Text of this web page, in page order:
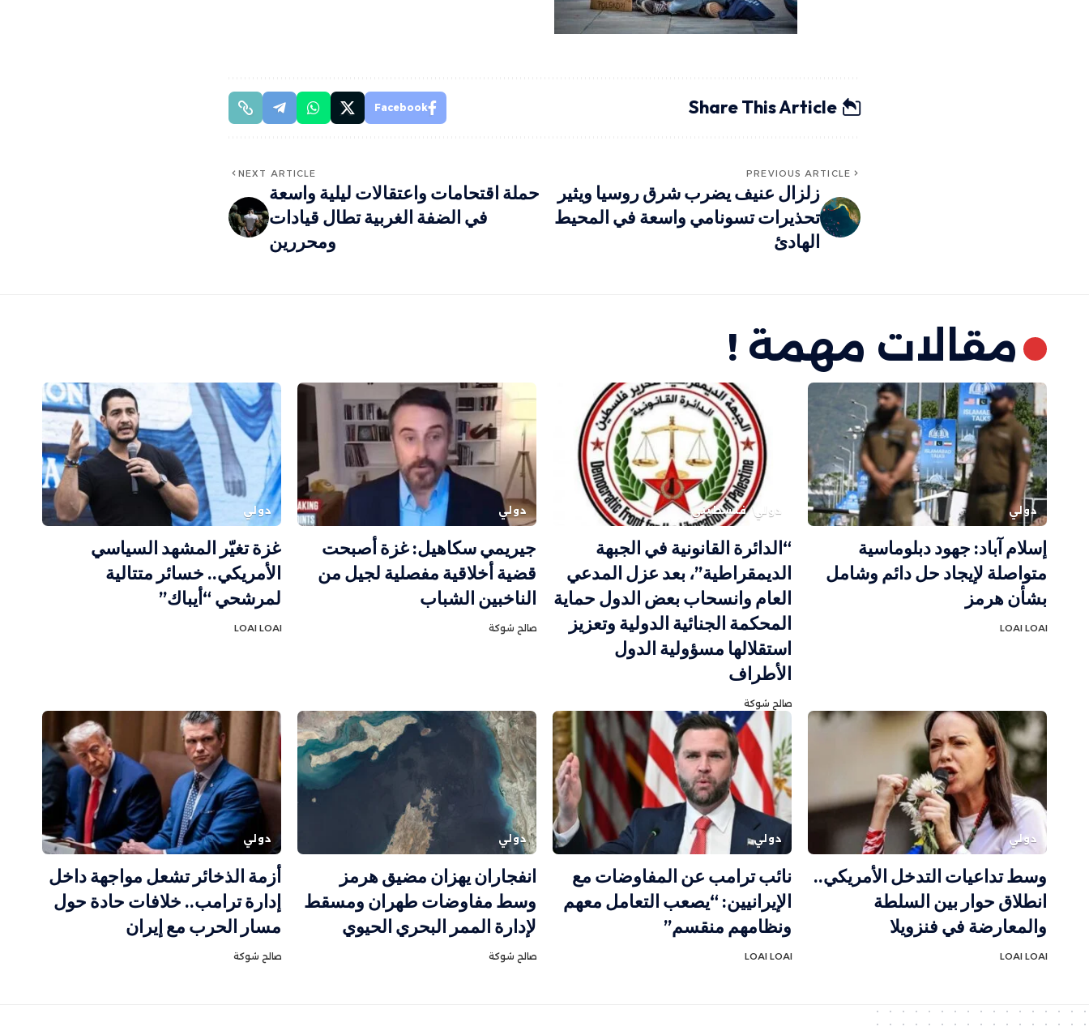
Share This Article
Facebook
PREVIOUS ARTICLE
زلزال عنيف يضرب شرق روسيا ويثير
تحذيرات تسونامي واسعة في المحيط
الهادئ
NEXT ARTICLE
حملة اقتحامات واعتقالات ليلية واسعة
في الضفة الغربية تطال قيادات
ومحررين
مقالات مهمة !
دولي
إسلام آباد: جهود دبلوماسية
متواصلة لإيجاد حل دائم وشامل
بشأن هرمز
LOAI LOAI
دولي فلسطيني
“الدائرة القانونية في الجبهة
الديمقراطية”، بعد عزل المدعي
العام وانسحاب بعض الدول حماية
المحكمة الجنائية الدولية وتعزيز
استقلالها مسؤولية الدول
الأطراف
صالح شوكة
دولي
جيريمي سكاهيل: غزة أصبحت
قضية أخلاقية مفصلية لجيل من
الناخبين الشباب
صالح شوكة
دولي
غزة تغيّر المشهد السياسي
الأمريكي.. خسائر متتالية
لمرشحي “أيباك”
LOAI LOAI
دولي
وسط تداعيات التدخل الأمريكي..
انطلاق حوار بين السلطة
والمعارضة في فنزويلا
LOAI LOAI
دولي
نائب ترامب عن المفاوضات مع
الإيرانيين: “يصعب التعامل معهم
ونظامهم منقسم”
LOAI LOAI
دولي
انفجاران يهزان مضيق هرمز
وسط مفاوضات طهران ومسقط
لإدارة الممر البحري الحيوي
صالح شوكة
دولي
أزمة الذخائر تشعل مواجهة داخل
إدارة ترامب.. خلافات حادة حول
مسار الحرب مع إيران
صالح شوكة